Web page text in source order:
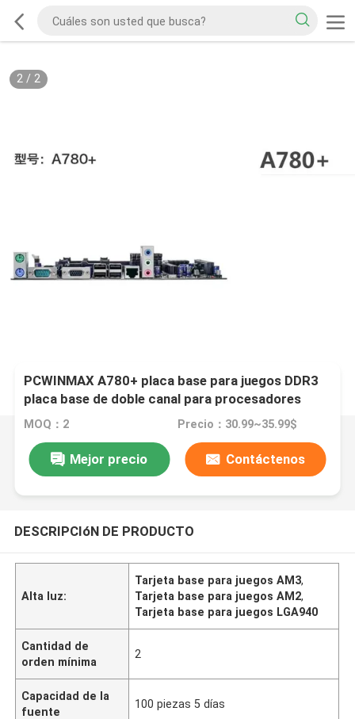
2/ 2
PCWINMAX A780+ placa base para juegos DDR3
placa base de doble canal para procesadores
LGA940 938 AM2 AM2+ AM3 FX Series
MOQ：2 Precio：30.99~35.99$
Mejor precio Contáctenos
DESCRIPCIóN DE PRODUCTO
Alta luz:
Tarjeta base para juegos AM3,
Tarjeta base para juegos AM2,
Tarjeta base para juegos LGA940
Cantidad de
orden mínima
2
Capacidad de la
fuente
100 piezas 5 días